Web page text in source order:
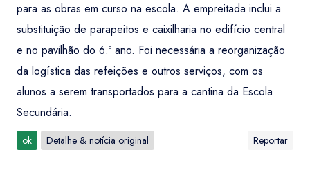
para as obras em curso na escola. A empreitada inclui a
substituição de parapeitos e caixilharia no edifício central
e no pavilhão do 6.º ano. Foi necessária a reorganização
da logística das refeições e outros serviços, com os
alunos a serem transportados para a cantina da Escola
Secundária.
ok Detalhe & notícia original Reportar